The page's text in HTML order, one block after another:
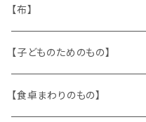
キャラクター
ピノキオ
缶、箱
陶磁器
文房具
木製品
袋、箱、ナプキン、コースター
パズル、ゲーム
古本、古雑誌、古えほん
文房具
メタル
ガラス
プラスチック
チロルテープ・イニシャルテープ
トリム
ワッペン
【布】
キッチンクロス、ナプキン
ニット
【子どものためのもの】
身に着けるもの
【食卓まわりのもの】